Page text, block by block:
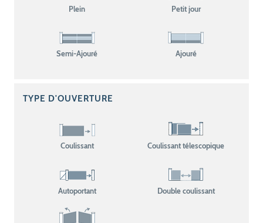
Plein Petit jour
Semi-Ajouré Ajouré
TYPE D'OUVERTURE
Coulissant Coulissant télescopique
Autoportant Double coulissant